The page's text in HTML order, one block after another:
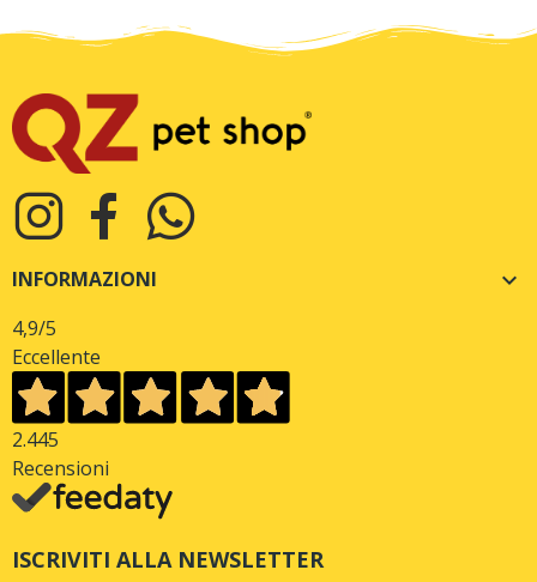
INFORMAZIONI 
4,9/5
Eccellente
2.445
Recensioni
ISCRIVITI ALLA NEWSLETTER